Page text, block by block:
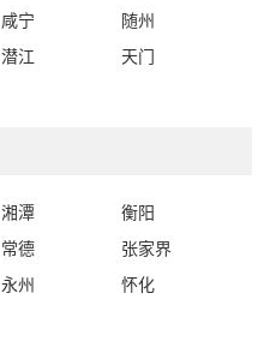
咸宁
随州
潜江
天门
湘潭
衡阳
常德
张家界
永州
怀化